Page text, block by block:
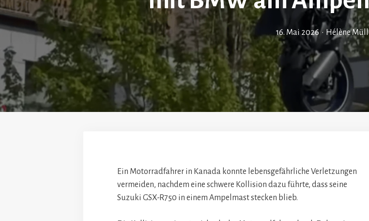
16. Mai 2026 • Hélène
Ein Motorradfahrer in Kanada konnte lebensgefährliche Verletzungen
vermeiden, nachdem eine schwere Kollision dazu führte, dass seine
Suzuki GSX-R750 in einem Ampelmast stecken blieb.